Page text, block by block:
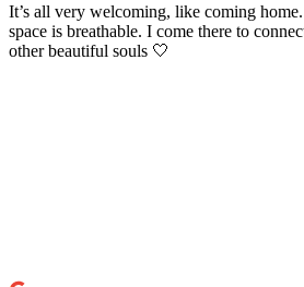
It’s all very welcoming, like coming
space is breathable. I come there to
other beautiful souls 🤍